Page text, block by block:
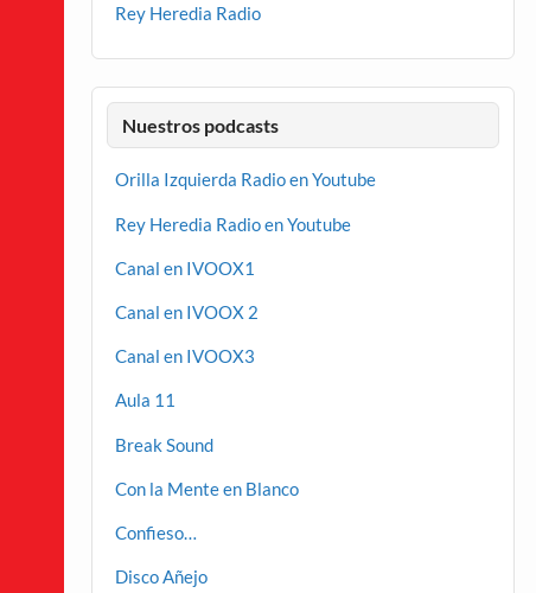
Rey Heredia Radio
Nuestros podcasts
Orilla Izquierda Radio en Youtube
Rey Heredia Radio en Youtube
Canal en IVOOX1
Canal en IVOOX 2
Canal en IVOOX3
Aula 11
Break Sound
Con la Mente en Blanco
Confieso…
Disco Añejo